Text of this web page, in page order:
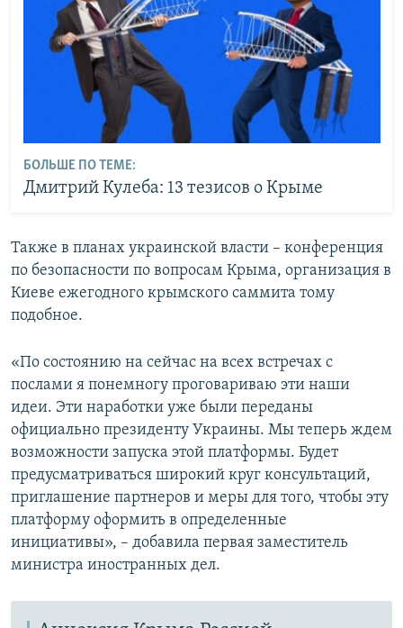
БОЛЬШЕ ПО ТЕМЕ:
Дмитрий Кулеба: 13 тезисов о Крыме
Также в планах украинской власти – конференция
по безопасности по вопросам Крыма, организация в
Киеве ежегодного крымского саммита тому
подобное.
«По состоянию на сейчас на всех встречах с
послами я понемногу проговариваю эти наши
идеи. Эти наработки уже были переданы
официально президенту Украины. Мы теперь ждем
возможности запуска этой платформы. Будет
предусматриваться широкий круг консультаций,
приглашение партнеров и меры для того, чтобы эту
платформу оформить в определенные
инициативы», – добавила первая заместитель
министра иностранных дел.